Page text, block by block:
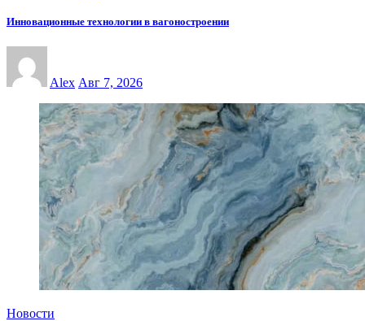
Инновационные технологии в вагоностроении
Alex Авг 7, 2026
Новости